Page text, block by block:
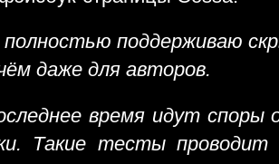
поддерживаю
даже для авторов.
время идут
Такие тесты